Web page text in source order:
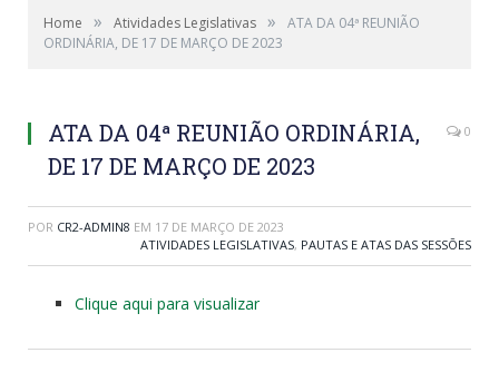
Home » Atividades Legislativas »
ATA DA 04ª REUNIÃO
ORDINÁRIA, DE 17 DE MARÇO DE 2023
ATA DA 04ª REUNIÃO ORDINÁRIA,
DE 17 DE MARÇO DE 2023
0
POR CR2-ADMIN8 EM 17 DE MARÇO DE 2023
ATIVIDADES LEGISLATIVAS, PAUTAS E ATAS DAS SESSÕES
Clique aqui para visualizar